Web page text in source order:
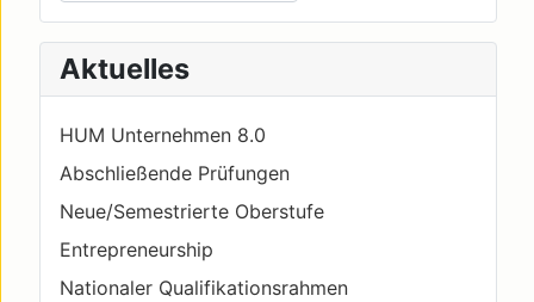
Type 2 or more characters for results.
Aktuelles
HUM Unternehmen 8.0
Abschließende Prüfungen
Neue/Semestrierte Oberstufe
Entrepreneurship
Nationaler Qualifikationsrahmen